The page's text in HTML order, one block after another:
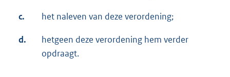
c. het naleven van deze verordening;
d.
hetgeen deze verordening hem verder
opdraagt.